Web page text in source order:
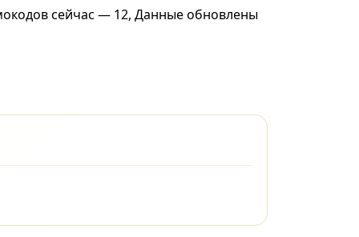
сейчас — 12, Данные обновлены